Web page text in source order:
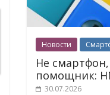
Новости
Не
помощник:
30.07.2026